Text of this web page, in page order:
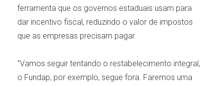
ferramenta que os governos estaduais usam para
dar incentivo fiscal, reduzindo o valor de impostos
que as empresas precisam pagar.
"Vamos seguir tentando o restabelecimento integral,
o Fundap, por exemplo, segue fora. Faremos uma